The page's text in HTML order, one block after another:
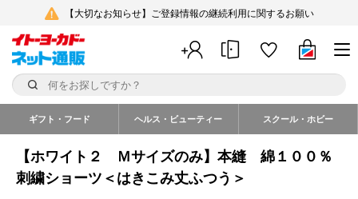
【大切なお知らせ】ご登録情報の継続利用に関するお願い
ギフト・フード ヘルス・ビューティー スクール・ホビー
【ホワイト２ Ｍサイズのみ】本縫 綿１００％
刺繍ショーツ＜はきこみ丈ふつう＞